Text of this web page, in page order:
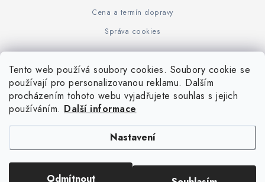
Tento web používá soubory cookies. Soubory cookie se
používají pro personalizovanou reklamu. Dalším
procházením tohoto webu vyjadřujete souhlas s jejich
používáním. Další informace
Nastavení
Odmítnout
Cena a termín dopravy
Správa cookies
www.KOVOJUHASZ.cz Výrobce STIHL STIHL Timbersport
iPloty.cz - PLETIVA A NÁŘADÍ. Všechna práva vyhrazena.